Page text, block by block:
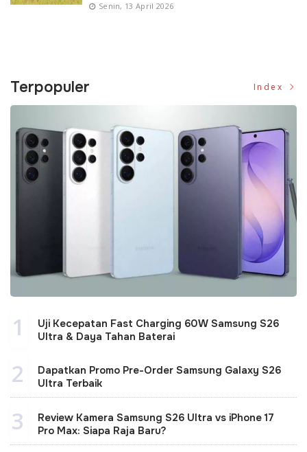
Senin, 13 April 2026
Terpopuler Index
1
Uji Kecepatan Fast Charging 60W Samsung S26
Ultra & Daya Tahan Baterai
2
Dapatkan Promo Pre-Order Samsung Galaxy S26
Ultra Terbaik
3
Review Kamera Samsung S26 Ultra vs iPhone 17
Pro Max: Siapa Raja Baru?